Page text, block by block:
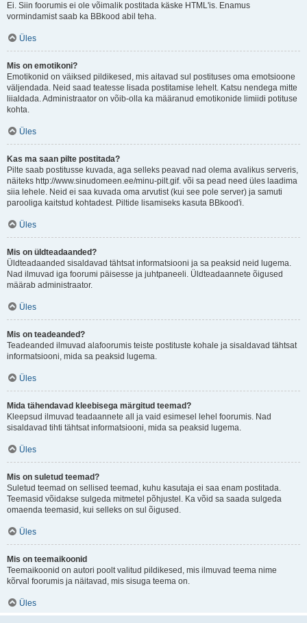
Ei. Siin foorumis ei ole võimalik postitada käske HTML'is. Enamus
vormindamist saab ka BBkood abil teha.
Üles
Mis on emotikoni?
Emotikonid on väiksed pildikesed, mis aitavad sul postituses oma emotsioone
väljendada. Neid saad teatesse lisada postitamise lehelt. Katsu nendega mitte
liialdada. Administraator on võib-olla ka määranud emotikonide limiidi potituse
kohta.
Üles
Kas ma saan pilte postitada?
Pilte saab postitusse kuvada, aga selleks peavad nad olema avalikus serveris,
näiteks http://www.sinudomeen.ee/minu-pilt.gif. või sa pead need üles laadima
siia lehele. Neid ei saa kuvada oma arvutist (kui see pole server) ja samuti
parooliga kaitstud kohtadest. Piltide lisamiseks kasuta BBkood'i.
Üles
Mis on üldteadaanded?
Üldteadaanded sisaldavad tähtsat informatsiooni ja sa peaksid neid lugema.
Nad ilmuvad iga foorumi päisesse ja juhtpaneeli. Üldteadaannete õigused
määrab administraator.
Üles
Mis on teadeanded?
Teadeanded ilmuvad alafoorumis teiste postituste kohale ja sisaldavad tähtsat
informatsiooni, mida sa peaksid lugema.
Üles
Mida tähendavad kleebisega märgitud teemad?
Kleepsud ilmuvad teadaannete all ja vaid esimesel lehel foorumis. Nad
sisaldavad tihti tähtsat informatsiooni, mida sa peaksid lugema.
Üles
Mis on suletud teemad?
Suletud teemad on sellised teemad, kuhu kasutaja ei saa enam postitada.
Teemasid võidakse sulgeda mitmetel põhjustel. Ka võid sa saada sulgeda
omaenda teemasid, kui selleks on sul õigused.
Üles
Mis on teemaikoonid
Teemaikoonid on autori poolt valitud pildikesed, mis ilmuvad teema nime
kõrval foorumis ja näitavad, mis sisuga teema on.
Üles